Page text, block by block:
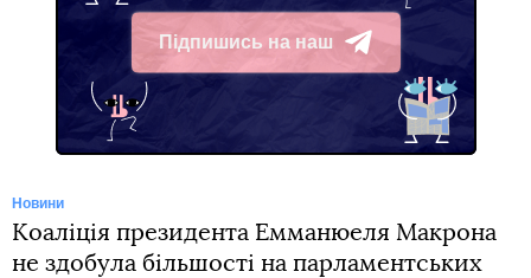
Підпишись на наш
Telegram
Новини
Коаліція президента Емманюеля Макрона
не здобула більшості на парламентських